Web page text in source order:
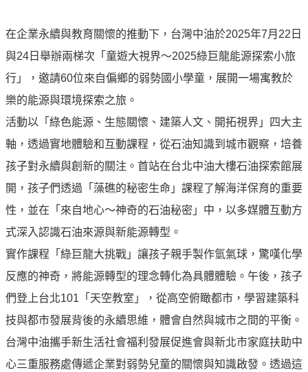
油
誠
信
治
理
信
譽
油
品
牌
神
零
中
油
色
守
在企業永續與教育關懷的推動下，台灣中油於2025年7月22日
與24日舉辦兩梯次「童遊大視界〜2025綠巨龍能源探索小旅
行」，邀請60位來自偏鄉的弱勢國小學童，展開一場寓教於
樂的能源與環境探索之旅。
活動以「綠色能源、生態關懷、建築人文、開拓視界」四大主
軸，透過實地體驗和互動課程，從石油知識到城市觀察，培養
孩子對永續與創新的關注。首站在台北中油大樓石油探索館展
開，孩子們透過「藻礁的秘密生命」課程了解海洋保育的重要
性，並在「來自地心～神奇的石油秘密」中，以多媒體互動方
式深入認識石油來源與新能源轉型。
實作課程「綠巨龍大挑戰」讓孩子親手製作氫氣球，驚嘆化學
反應的神奇，將能源轉型的理念轉化為具體體驗。午後，孩子
們登上台北101「天空教室」，從高空俯瞰都市，學習建築科
技與都市發展背後的永續思維，體會自然與城市之間的平衡。
台灣中油攜手新生活社會福利發展促進會與新北市家庭扶助中
心三重服務處傳遞企業對弱勢兒童的關懷與知識啟發。透過這